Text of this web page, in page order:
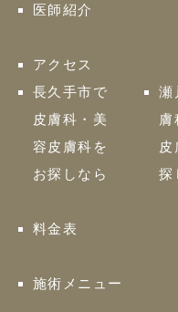
医師紹介
アクセス
長久手市で
皮膚科・美
容皮膚科を
お探しなら
瀬
膚
皮
探
料金表
施術メニュー